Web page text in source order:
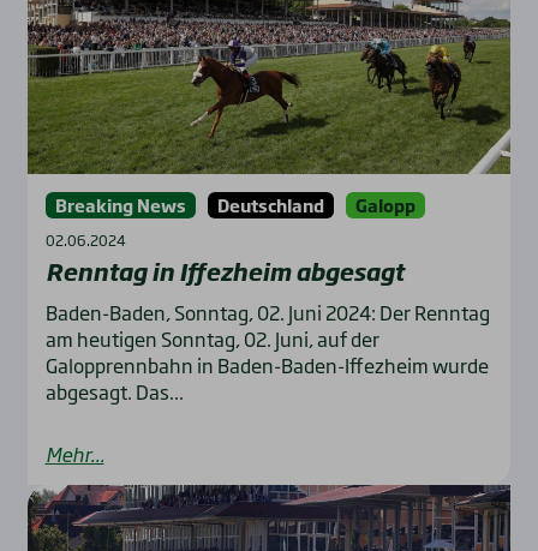
Breaking News Deutschland Galopp
02.06.2024
Renn­tag in Iffez­heim abge­sagt
Baden-Baden, Sonntag, 02. Juni 2024: Der Renntag
am heutigen Sonntag, 02. Juni, auf der
Galopprennbahn in Baden-Baden-Iffezheim wurde
abgesagt. Das...
Mehr...